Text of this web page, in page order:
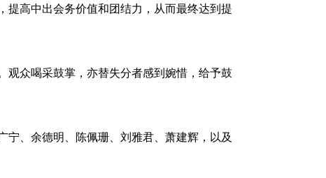
高中出会务价值和团结力，从而最终达到提
观众喝采鼓掌，亦替失分者感到婉惜，给予鼓
、余德明、陈佩珊、刘雅君、萧建辉，以及